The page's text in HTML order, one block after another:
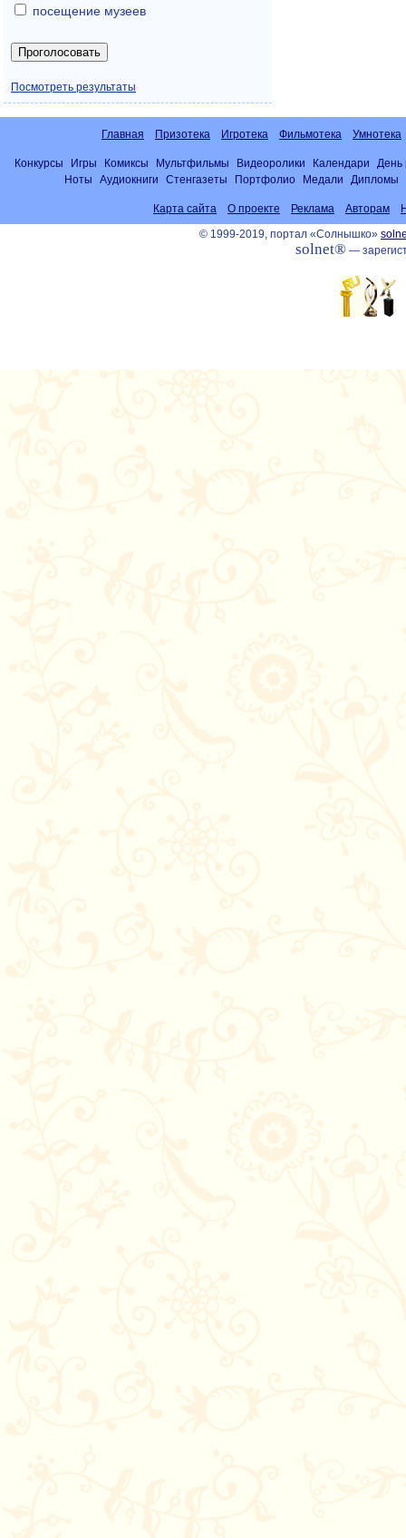
посещение музеев
Посмотреть результаты
Главная Призотека Игротека Фильмотека Умнотека
Конкурсы Игры Комиксы Мультфильмы Видеоролики Календари
День
Ноты
Аудиокниги Стенгазеты Портфолио Медали Дипломы
Карта сайта О проекте Реклама Авторам
© 1999-2019, портал «Солнышко»
solnet®—